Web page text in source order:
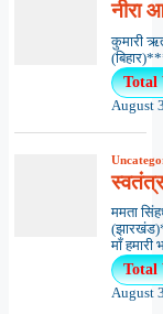
नीरा
कुमारी
Total
August
ममता
माँ हमारी
Total
August